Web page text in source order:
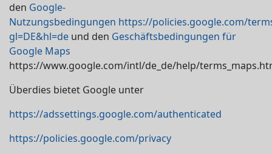
den Google-
Nutzungsbedingungen https://policies.google.com/
gl=DE&hl=de und den Geschäftsbedingungen für
Google Maps
https://www.google.com/intl/de_de/help/
Überdies bietet Google unter
https://adssettings.google.com/authenticated
https://policies.google.com/privacy